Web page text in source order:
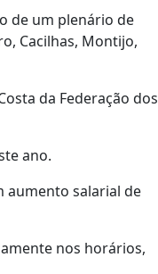
de um plenário de
Cacilhas, Montijo,
da Federação dos
ano.
aumento salarial de
nos horários,